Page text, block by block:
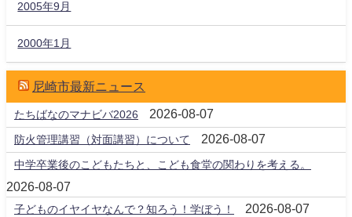
2005年9月
2000年1月
尼崎市最新ニュース
たちばなのマナビバ2026 2026-08-07
防火管理講習（対面講習）について 2026-08-07
中学卒業後のこどもたちと、こども食堂の関わりを考える。
2026-08-07
子どものイヤイヤなんで？知ろう！学ぼう！ 2026-08-07